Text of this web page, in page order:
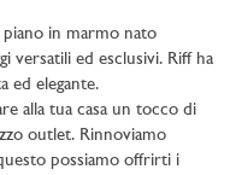
in marmo nato
versatili ed esclusivi. Riff ha
ed elegante.
alla tua casa un tocco di
outlet. Rinnoviamo
possiamo offrirti i